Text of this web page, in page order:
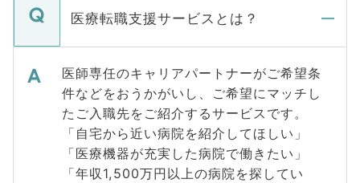
医療転職支援サービスとは？
医師専任のキャリアパートナーがご希望条
件などをおうかがいし、ご希望にマッチし
たご入職先をご紹介するサービスです。
「自宅から近い病院を紹介してほしい」
「医療機器が充実した病院で働きたい」
「年収1,500万円以上の病院を探してい